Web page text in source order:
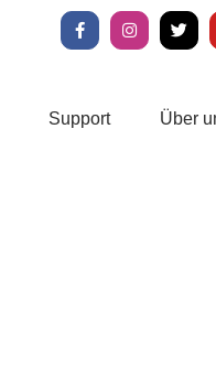
FacebookInstagram
X
Support Über